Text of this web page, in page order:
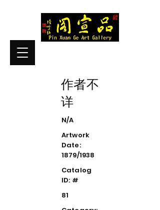
作者不
详
N/A
Artwork
Date:
1879/1938
Catalog
ID: #
81